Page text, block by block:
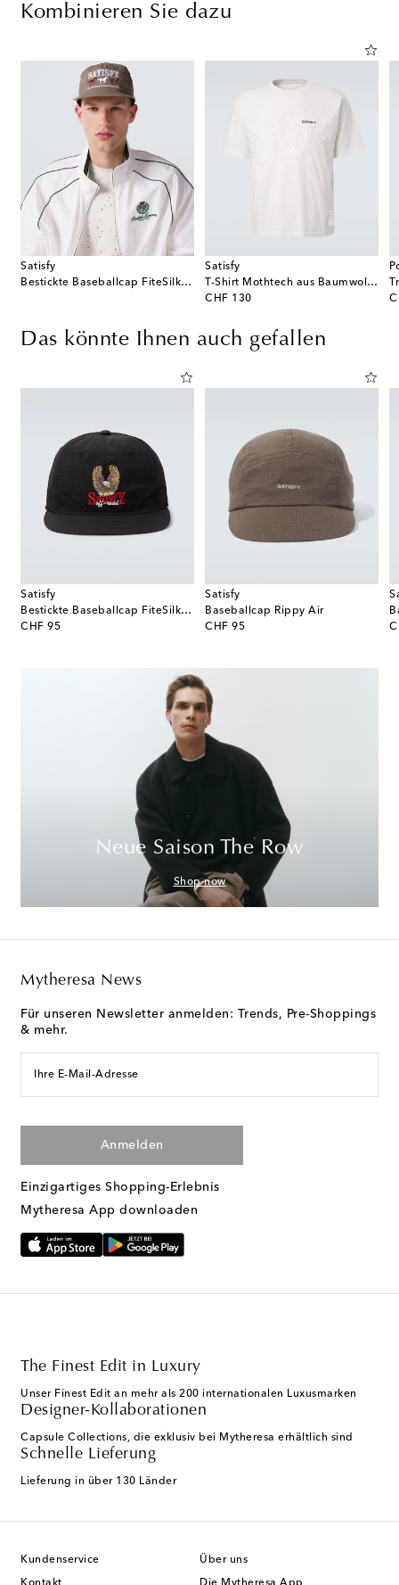
Kombinieren Sie dazu
Satisfy
Bestickte Baseballcap FiteSilk™ 5
Satisfy
T-Shirt Mothtech aus Baumwoll-Jersey
CHF 130
original price
Das könnte Ihnen auch gefallen
Satisfy
Bestickte Baseballcap FiteSilk™ 5
CHF 95
original price
Satisfy
Baseballcap Rippy Air
CHF 95
original price
Neue Saison The Row
Shop now
Mytheresa News
Für unseren Newsletter anmelden: Trends, Pre-Shoppings
& mehr.
Ihre E-Mail-Adresse
Anmelden
Einzigartiges Shopping-Erlebnis
Mytheresa App downloaden
The Finest Edit in Luxury
Unser Finest Edit an mehr als 200 internationalen Luxusmarken
Designer-Kollaborationen
Capsule Collections, die exklusiv bei Mytheresa erhältlich sind
Schnelle Lieferung
Lieferung in über 130 Länder
Kundenservice Über uns